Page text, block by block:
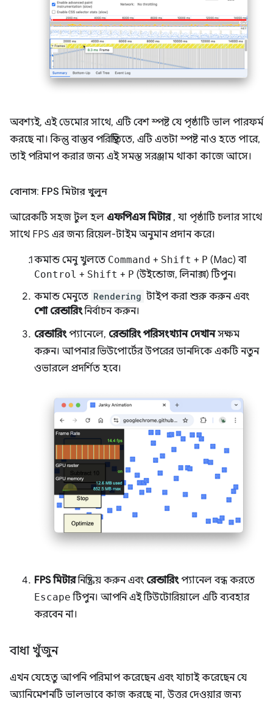
অবশ্যই, এই ডেমোর সাথে, এটি বেশ স্পষ্ট যে পৃষ্ঠাটি ভাল পারফর্ম
করছে না। কিন্তু বাস্তব পরিস্থিতিতে, এটি এতটা স্পষ্ট নাও হতে পারে,
তাই পরিমাপ করার জন্য এই সমস্ত সরঞ্জাম থাকা কাজে আসে।
বোনাস: FPS মিটার খুলুন
আরেকটি সহজ টুল হল এফপিএস মিটার, যা পৃষ্ঠাটি চলার সাথে
সাথে FPS এর জন্য রিয়েল-টাইম অনুমান প্রদান করে।
কমান্ড মেনু খুলতে Command + Shift + P (Mac) বা
Control + Shift + P (উইন্ডোজ, লিনাক্স) টিপুন।
কমান্ড মেনুতে Rendering টাইপ করা শুরু করুন এবং
শো রেন্ডারিংনির্বাচন করুন।
রেন্ডারিংপ্যানেলে, রেন্ডারিং পরিসংখ্যান দেখানসক্ষম
করুন। আপনার ভিউপোর্টের উপরের ডানদিকে একটি নতুন
ওভারলে প্রদর্শিত হবে।
FPS মিটারনিষ্ক্রিয় করুন এবং রেন্ডারিংপ্যানেল বন্ধ করতে
Escape টিপুন। আপনি এই টিউটোরিয়ালে এটি ব্যবহার
করবেন না।
বাধা খুঁজুন
এখন যেহেতু আপনি পরিমাপ করেছেন এবং যাচাই করেছেন যে
অ্যানিমেশনটি ভালভাবে কাজ করছে না, উত্তর দেওয়ার জন্য